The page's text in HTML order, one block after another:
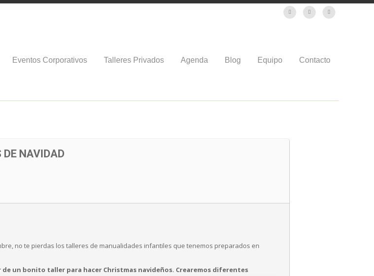
Eventos Corporativos Talleres Privados Agenda Blog Equipo Contacto
NAVIDAD
no te pierdas los talleres de manualidades infantiles que tenemos preparados en
de un bonito taller para hacer Christmas navideños. Crearemos diferentes